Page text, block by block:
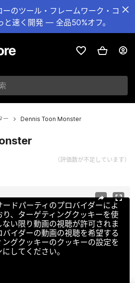
のツール・フレームワーク・コ
と速く開発 — 全品50%オフ。
ー Dennis Toon Monster
（評価数が不足しています）
ドパーティのプロバイダーによ
り、ターゲティングクッキーを使
い限り動画の視聴が許可されま
イダーの動画の視聴を希望する
グクッキーのクッキーの設定を
にしてください。